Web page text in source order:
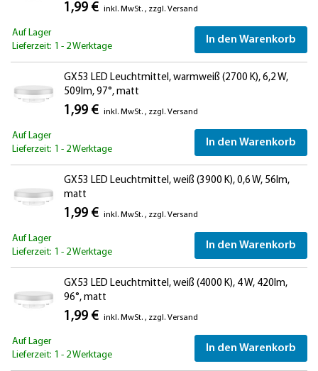
1,99 € inkl. MwSt. , zzgl. Versand
Auf Lager
Lieferzeit: 1 - 2 Werktage
In den Warenkorb
GX53 LED Leuchtmittel, warmweiß (2700 K), 6,2 W,
509lm, 97°, matt
1,99 € inkl. MwSt. , zzgl. Versand
Auf Lager
Lieferzeit: 1 - 2 Werktage
In den Warenkorb
GX53 LED Leuchtmittel, weiß (3900 K), 0,6 W, 56lm,
matt
1,99 € inkl. MwSt. , zzgl. Versand
Auf Lager
Lieferzeit: 1 - 2 Werktage
In den Warenkorb
GX53 LED Leuchtmittel, weiß (4000 K), 4 W, 420lm,
96°, matt
1,99 € inkl. MwSt. , zzgl. Versand
Auf Lager
Lieferzeit: 1 - 2 Werktage
In den Warenkorb